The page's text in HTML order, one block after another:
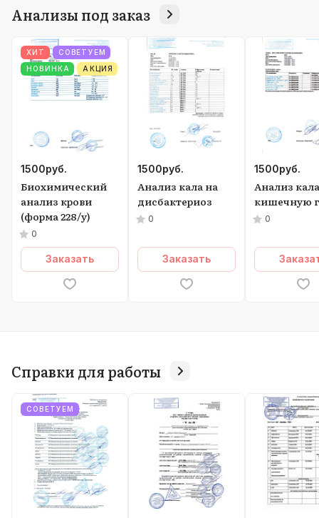
Анализы под заказ
ХИТ
СОВЕТУЕМ
НОВИНКА
АКЦИЯ
1500руб.
Биохимический
анализ крови
(форма 228/у)
0
Заказать
1500руб.
Анализ кала на
дисбактериоз
0
Заказать
1500руб.
Анализ
кишечную
0
Справки для работы
СОВЕТУЕМ